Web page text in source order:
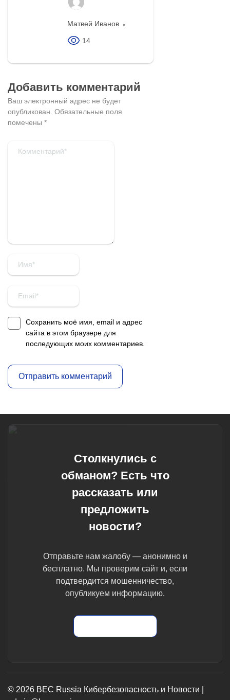
Матвей Иванов
14
Добавить комментарий
Ваш электронный адрес не будет
опубликован. Обязательные поля
помечены *
Сохранить моё имя, email и адрес
сайта в этом браузере для
последующих моих комментариев.
Столкнулись с
обманом? Есть что
рассказать или
предложить
новости?
Отправьте нам жалобу — анонимно и
бесплатно. Мы проверим сайт и, если
подтвердится мошенничество,
опубликуем информацию.
© 2026 BEC Russia Кибербезопасность и Новости |